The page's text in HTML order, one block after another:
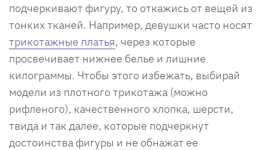
подчеркивают фигуру, то откажись от вещей из
тонких тканей. Например, девушки часто носят
трикотажные платья, через которые
просвечивает нижнее белье и лишние
килограммы. Чтобы этого избежать, выбирай
модели из плотного трикотажа (можно
рифленого), качественного хлопка, шерсти,
твида и так далее, которые подчеркнут
достоинства фигуры и не обнажат ее